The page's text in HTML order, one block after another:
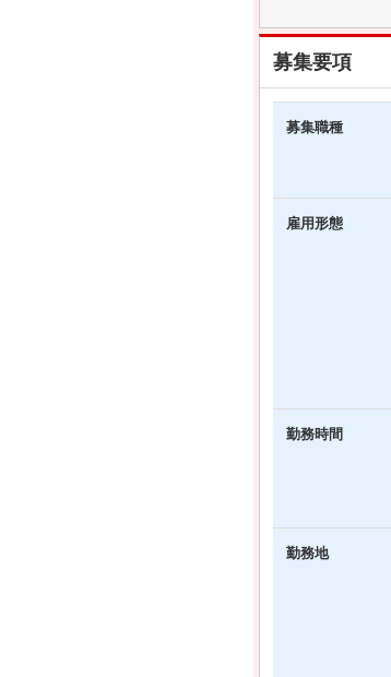
募集要項
募集職種
雇用形態
勤務時間
勤務地